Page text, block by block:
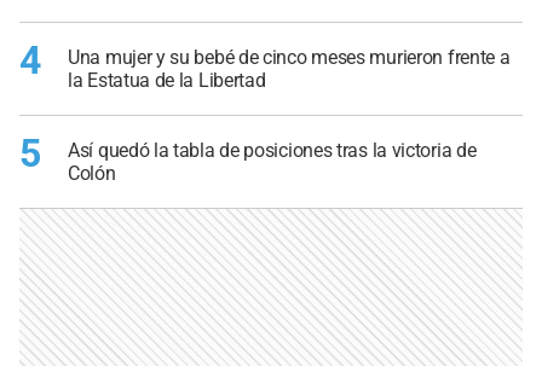
4
Una mujer y su bebé de cinco meses murieron frente a
la Estatua de la Libertad
5
Así quedó la tabla de posiciones tras la victoria de
Colón